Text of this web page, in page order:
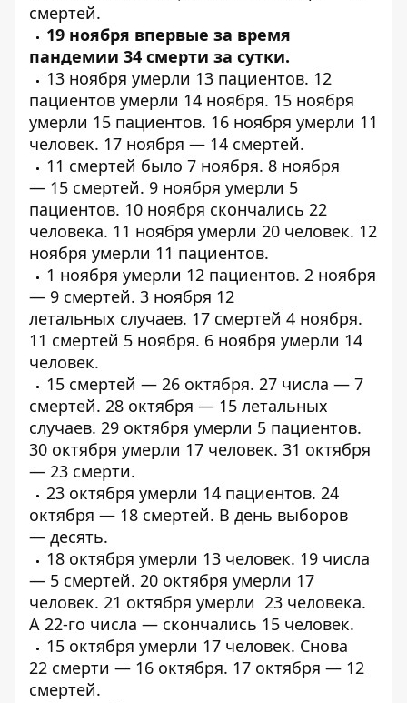
смертей.
19 ноября впервые за время
пандемии 34 смерти за сутки.
13 ноября умерли 13 пациентов. 12
пациентов умерли 14 ноября. 15 ноября
умерли 15 пациентов. 16 ноября умерли 11
человек. 17 ноября — 14 смертей.
11 смертей было 7 ноября. 8 ноября
— 15 смертей. 9 ноября умерли 5
пациентов. 10 ноября скончались 22
человека. 11 ноября умерли 20 человек. 12
ноября умерли 11 пациентов.
1 ноября умерли 12 пациентов. 2 ноября
— 9 смертей. 3 ноября 12
летальных случаев. 17 смертей 4 ноября.
11 смертей 5 ноября. 6 ноября умерли 14
человек.
15 смертей — 26 октября. 27 числа — 7
смертей. 28 октября — 15 летальных
случаев. 29 октября умерли 5 пациентов.
30 октября умерли 17 человек. 31 октября
— 23 смерти.
23 октября умерли 14 пациентов. 24
октября — 18 смертей. В день выборов
— десять.
18 октября умерли 13 человек. 19 числа
— 5 смертей. 20 октября умерли 17
человек. 21 октября умерли 23 человека.
А 22-го числа — скончались 15 человек.
15 октября умерли 17 человек. Снова
22 смерти — 16 октября. 17 октября — 12
смертей.